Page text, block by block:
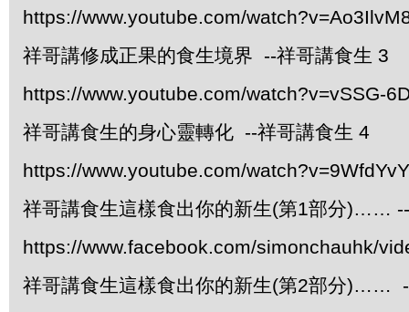
https://www.youtube.com/
祥哥講修成正果的食生境界 --祥哥講食生 3
https://www.youtube.com/watch?v=vSSG-
祥哥講食生的身心靈轉化 --祥哥講食生 4
https://www.youtube.com/
祥哥講食生這樣食出你的新生(第1部分)……
https://www.facebook.com/simonchauhk/
祥哥講食生這樣食出你的新生(第2部分)……